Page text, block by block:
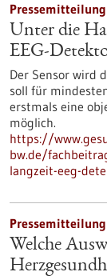
Pressemitteilung
Unter die
EEG-
Der Sensor wird
soll für
erstmals eine
möglich.
https://
bw.de/
langzeit-eeg-
Pressemitteilung
Welche